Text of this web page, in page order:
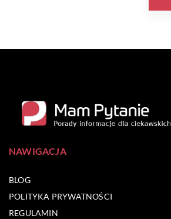
NAWIGACJA
BLOG
POLITYKA PRYWATNOŚCI
REGULAMIN